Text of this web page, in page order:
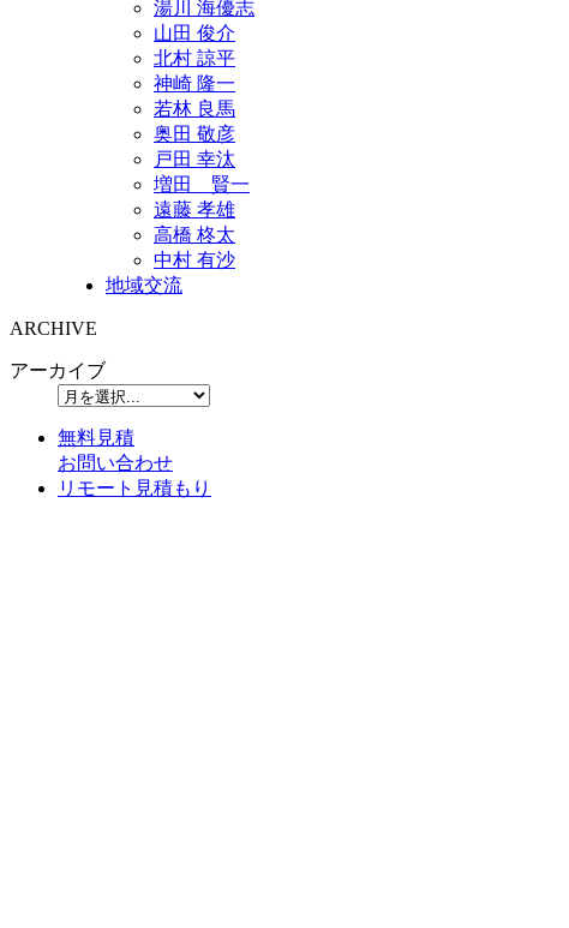
湯川 海優志
山田 俊介
北村 諒平
神崎 隆一
若林 良馬
奥田 敬彦
戸田 幸汰
増田 賢一
遠藤 孝雄
高橋 柊太
中村 有沙
地域交流
ARCHIVE
アーカイブ
無料見積
お問い合わせ
リモート見積もり